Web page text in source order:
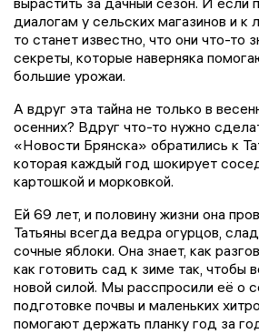
диалогам у сельских магазинов и к
то станет известно, что они что-то
секреты, которые наверняка
большие урожаи.
А вдруг эта тайна не только в
осенних? Вдруг что-то нужно
«Новости Брянска» обратились к
которая каждый год шокирует
картошкой и морковкой.
Ей 69 лет, и половину жизни она
Татьяны всегда ведра огурцов,
сочные яблоки. Она знает, как
как готовить сад к зиме так, чтобы
новой силой. Мы расспросили её о
подготовке почвы и маленьких
помогают держать планку год за